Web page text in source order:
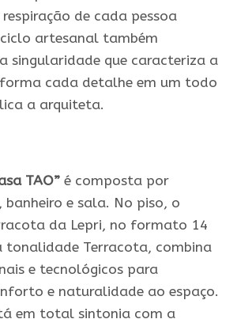
de cada pessoa
artesanal também
singularidade que caracteriza a
cada detalhe em um todo
a arquiteta.
TAO” é composta por
e sala. No piso, o
da Lepri, no formato 14
tonalidade Terracota, combina
e tecnológicos para
e naturalidade ao espaço.
em total sintonia com a